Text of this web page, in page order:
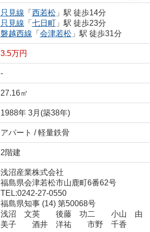
只見線 「 西若松」駅 徒歩14分
只見線 「 七日町」駅 徒歩23分
磐越西線 「 会津若松」駅 徒歩31分
3.5万円
-
27.16㎡
1988年 3月(築38年)
アパート / 軽量鉄骨
2階建
浅沼産業株式会社
福島県会津若松市山鹿町6番62号
TEL:0242-27-0550
福島県知事 (14) 第50068号
浅沼 文英 後藤 功二 小山 由
美子 酒井 洋祐 市野 千香